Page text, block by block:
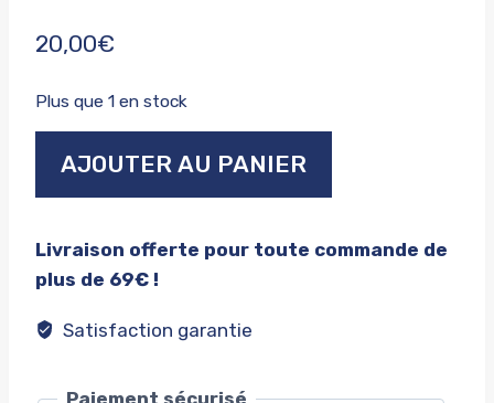
20,00€
Plus que 1 en stock
Bonnet
AJOUTER AU PANIER
Livraison offerte pour toute commande de
plus de 69€ !
Satisfaction garantie